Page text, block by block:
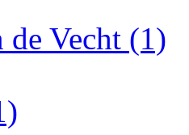
de Vecht (1)